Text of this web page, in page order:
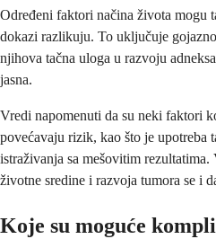
Određeni faktori načina života mogu
dokazi razlikuju. To uključuje
njihova tačna uloga u razvoju
jasna.
Vredi napomenuti da su neki faktori
povećavaju rizik, kao što je upotreba
istraživanja sa mešovitim
životne sredine i razvoja tumora se i
Koje su moguće